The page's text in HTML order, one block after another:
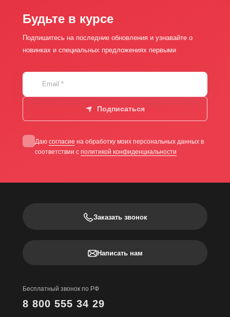
Будьте в курсе
Подпишитесь на последние обновления и узнавайте о
новинках и специальных предложениях первыми
Email *
Подписаться
Даю согласие на обработку моих персональных данных в
соответствии с политикой конфиденциальности
Заказать звонок
Написать нам
Бесплатный звонок по РФ
8 800 555 34 29